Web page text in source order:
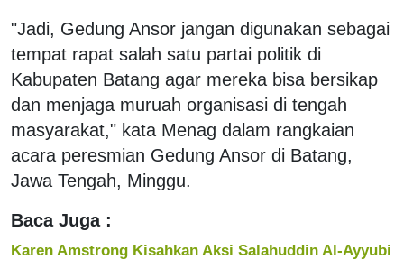
"Jadi, Gedung Ansor jangan digunakan sebagai
tempat rapat salah satu partai politik di
Kabupaten Batang agar mereka bisa bersikap
dan menjaga muruah organisasi di tengah
masyarakat," kata Menag dalam rangkaian
acara peresmian Gedung Ansor di Batang,
Jawa Tengah, Minggu.
Baca Juga :
Karen Amstrong Kisahkan Aksi Salahuddin Al-Ayyubi